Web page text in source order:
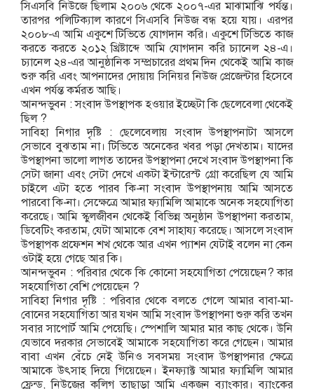
সিএসবি নিউজে ছিলাম ২০০৬ থেকে ২০০৭-এর মাঝামাঝি পর্যন্ত।
তারপর পলিটিক্যাল কারণে সিএসবি নিউজ বন্ধ হয়ে যায়। এরপর
২০০৮-এ আমি একুশে টিভিতে যোগদান করি। একুশে টিভিতে কাজ
করতে করতে ২০১২ খ্রিষ্টাব্দে আমি যোগদান করি চ্যানেল ২৪-এ।
চ্যানেল ২৪-এর আনুষ্ঠানিক সম্প্রচারের প্রথম দিন থেকেই আমি কাজ
শুরু করি এবং আপনাদের দোয়ায় সিনিয়র নিউজ প্রেজেন্টার হিসেবে
এখন পর্যন্ত কর্মরত আছি।
আনন্দভুবন : সংবাদ উপস্থাপক হওয়ার ইচ্ছেটা কি ছেলেবেলা থেকেই
ছিল ?
সাবিহা নিগার দৃষ্টি : ছেলেবেলায় সংবাদ উপস্থাপনাটা আসলে
সেভাবে বুঝতাম না। টিভিতে অনেকের খবর পড়া দেখতাম। যাদের
উপস্থাপনা ভালো লাগত তাদের উপস্থাপনা দেখে সংবাদ উপস্থাপনা কি
সেটা জানা এবং সেটা দেখে একটা ইন্টারেস্ট গ্রো করেছিল যে আমি
চাইলে এটা হতে পারব কি-না সংবাদ উপস্থাপনায় আমি আসতে
পারবো কি-না। সেক্ষেত্রে আমার ফ্যামিলি আমাকে অনেক সহযোগিতা
করেছে। আমি স্কুলজীবন থেকেই বিভিন্ন অনুষ্ঠান উপস্থাপনা করতাম,
ডিবেটিং করতাম, যেটা আমাকে বেশ সাহায্য করেছে। আসলে সংবাদ
উপস্থাপক প্রফেশন শখ থেকে আর এখন প্যাশন যেটাই বলেন না কেন
ওটাই হয়ে গেছে আর কি।
আনন্দভুবন : পরিবার থেকে কি কোনো সহযোগিতা পেয়েছেন? কার
সহযোগিতা বেশি পেয়েছেন ?
সাবিহা নিগার দৃষ্টি : পরিবার থেকে বলতে গেলে আমার বাবা-মা-
বোনের সহযোগিতা আর যখন আমি সংবাদ উপস্থাপনা শুরু করি তখন
সবার সাপোর্ট আমি পেয়েছি। স্পেশালি আমার মার কাছ থেকে। উনি
যেভাবে দরকার সেভাবেই আমাকে সহযোগিতা করে গেছেন। আমার
বাবা এখন বেঁচে নেই উনিও সবসময় সংবাদ উপস্থাপনার ক্ষেত্রে
আমাকে উৎসাহ দিয়ে গিয়েছেন। ইনফ্যাক্ট আমার ফ্যামিলি আমার
ফ্রেন্ড, নিউজের কলিগ তাছাড়া আমি একজন ব্যাংকার। ব্যাংকের